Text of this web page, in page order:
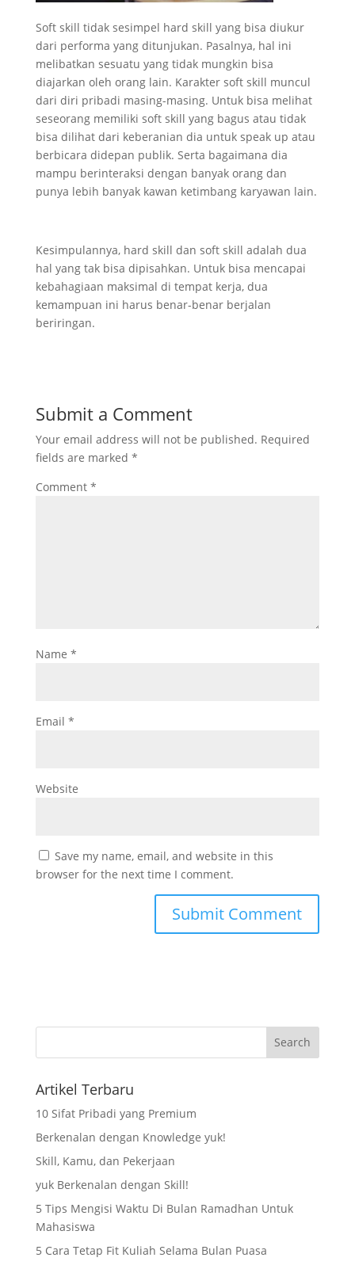
Soft skill tidak sesimpel hard skill yang bisa diukur
dari performa yang ditunjukan. Pasalnya, hal ini
melibatkan sesuatu yang tidak mungkin bisa
diajarkan oleh orang lain. Karakter soft skill muncul
dari diri pribadi masing-masing. Untuk bisa melihat
seseorang memiliki soft skill yang bagus atau tidak
bisa dilihat dari keberanian dia untuk speak up atau
berbicara didepan publik. Serta bagaimana dia
mampu berinteraksi dengan banyak orang dan
punya lebih banyak kawan ketimbang karyawan lain.
Kesimpulannya, hard skill dan soft skill adalah dua
hal yang tak bisa dipisahkan. Untuk bisa mencapai
kebahagiaan maksimal di tempat kerja, dua
kemampuan ini harus benar-benar berjalan
beriringan.
Submit a Comment
Your email address will not be published. Required
fields are marked *
Comment *
Name *
Email *
Website
Save my name, email, and website in this
browser for the next time I comment.
Artikel Terbaru
10 Sifat Pribadi yang Premium
Berkenalan dengan Knowledge yuk!
Skill, Kamu, dan Pekerjaan
yuk Berkenalan dengan Skill!
5 Tips Mengisi Waktu Di Bulan Ramadhan Untuk
Mahasiswa
5 Cara Tetap Fit Kuliah Selama Bulan Puasa